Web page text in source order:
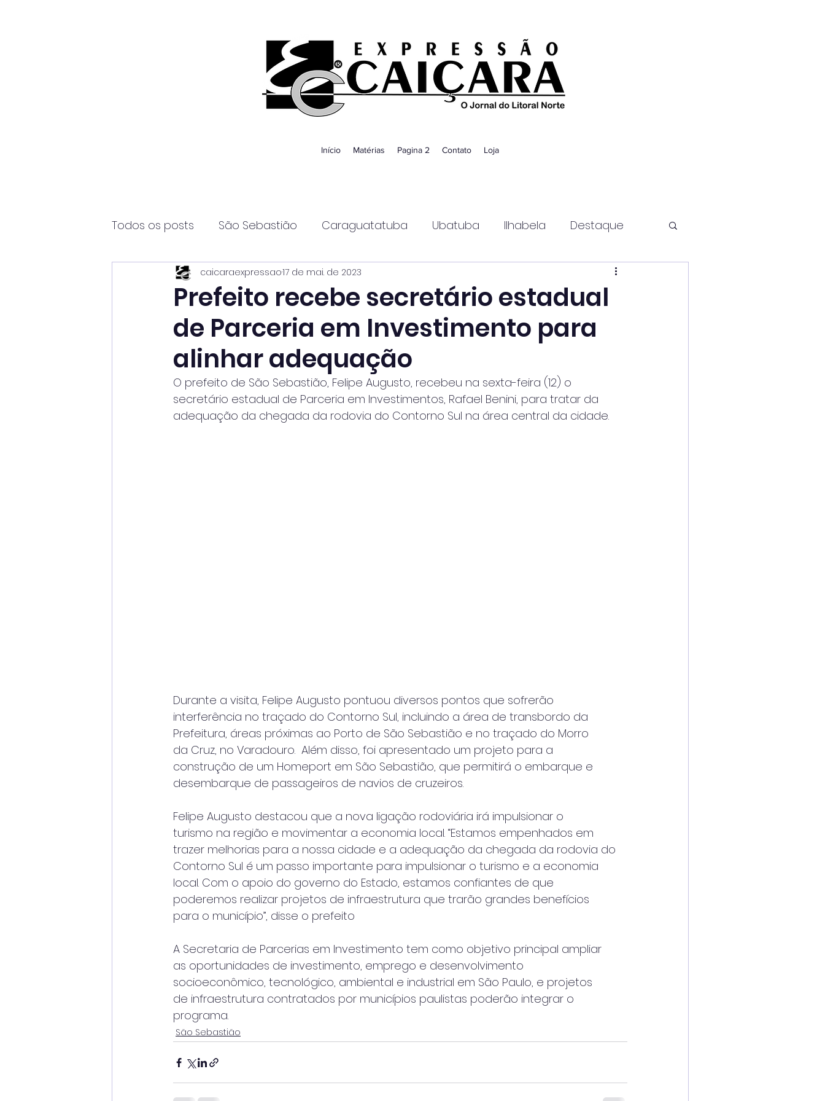
Início Matérias Pagina 2 Contato Loja
Todos os posts São Sebastião Caraguatatuba Ubatuba Ilhabela Destaque
Página2 Itanhaém Guaratinguetá
Prefeito recebe secretário estadual
de Parceria em Investimento para
alinhar adequação
caicaraexpressao17 de mai. de 2023
O prefeito de São Sebastião, Felipe Augusto, recebeu na sexta-feira (12) o
secretário estadual de Parceria em Investimentos, Rafael Benini, para tratar da
adequação da chegada da rodovia do Contorno Sul na área central da cidade.
Durante a visita, Felipe Augusto pontuou diversos pontos que sofrerão
interferência no traçado do Contorno Sul, incluindo a área de transbordo da
Prefeitura, áreas próximas ao Porto de São Sebastião e no traçado do Morro
da Cruz, no Varadouro.  Além disso, foi apresentado um projeto para a
construção de um Homeport em São Sebastião, que permitirá o embarque e
desembarque de passageiros de navios de cruzeiros.
Felipe Augusto destacou que a nova ligação rodoviária irá impulsionar o
turismo na região e movimentar a economia local. “Estamos empenhados em
trazer melhorias para a nossa cidade e a adequação da chegada da rodovia do
Contorno Sul é um passo importante para impulsionar o turismo e a economia
local. Com o apoio do governo do Estado, estamos confiantes de que
poderemos realizar projetos de infraestrutura que trarão grandes benefícios
para o município”, disse o prefeito
A Secretaria de Parcerias em Investimento tem como objetivo principal ampliar
as oportunidades de investimento, emprego e desenvolvimento
socioeconômico, tecnológico, ambiental e industrial em São Paulo, e projetos
de infraestrutura contratados por municípios paulistas poderão integrar o
programa.
São Sebastião